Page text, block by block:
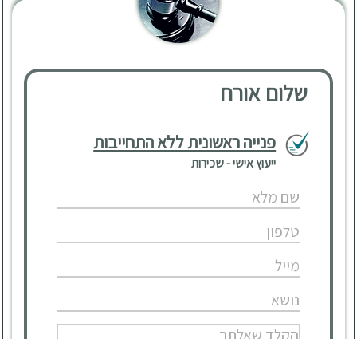
שלום אורח
פנייה ראשונית ללא התחייבות
ייעוץ אישי - שכירות